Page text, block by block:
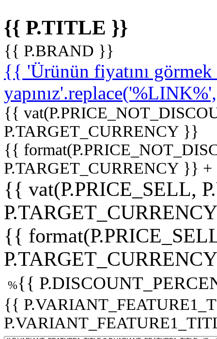
{{ P.TITLE }}
{{ P.BRAND }}
{{ 'Ürünün fiyatını
{{
P.TARGET_CURRENCY }}
{{
P.TARGET_CURRENCY }}
{{ vat(P.PRICE_SELL,
{{
%{{
{{